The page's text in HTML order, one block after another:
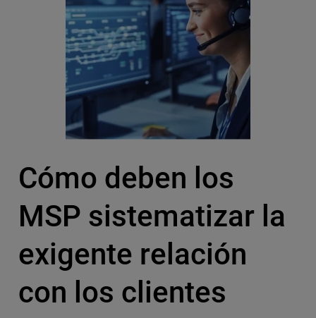
Cómo deben los
MSP sistematizar la
exigente relación
con los clientes